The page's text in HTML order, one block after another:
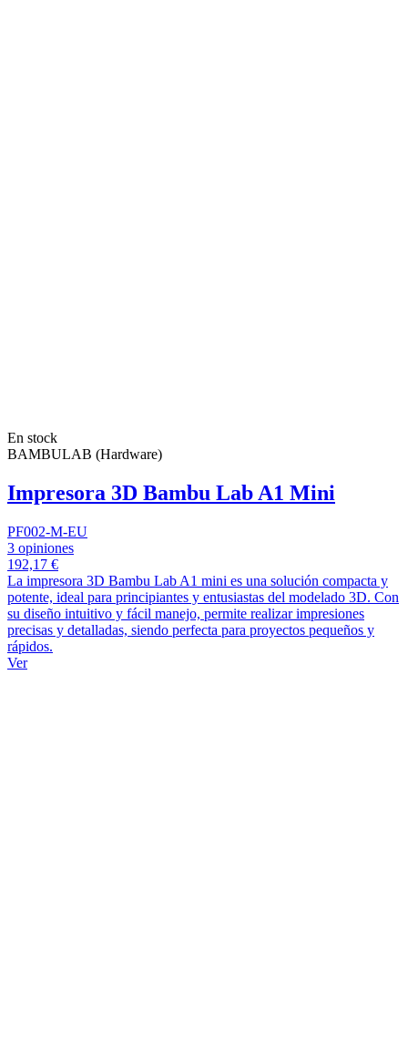
En stock
BAMBULAB (Hardware)
Impresora 3D Bambu Lab A1 Mini
PF002-M-EU
3 opiniones
192,17 €
La impresora 3D Bambu Lab A1 mini es una solución compacta y
potente, ideal para principiantes y entusiastas del modelado 3D. Con
su diseño intuitivo y fácil manejo, permite realizar impresiones
precisas y detalladas, siendo perfecta para proyectos pequeños y
rápidos.
Ver